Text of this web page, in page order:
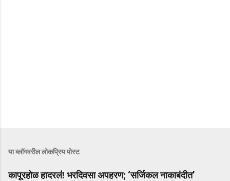
या ब्लॉगवरील लोकप्रिय पोस्ट
कापूरहोळ हादरलं! भरदिवसा अपहरण; ‘सर्जिकल नाकाबंदीत’